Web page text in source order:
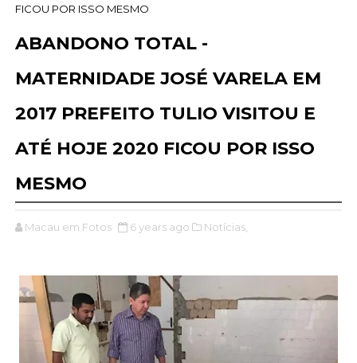
FICOU POR ISSO MESMO
ABANDONO TOTAL -
MATERNIDADE JOSÉ VARELA EM
2017 PREFEITO TULIO VISITOU E
ATÉ HOJE 2020 FICOU POR ISSO
MESMO
Macau em Fotos 6 years ago Notícias,